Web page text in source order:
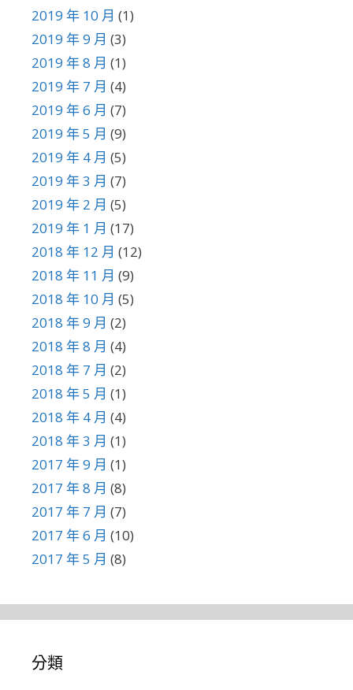
2019 年 10 月 (1)
2019 年 9 月 (3)
2019 年 8 月 (1)
2019 年 7 月 (4)
2019 年 6 月 (7)
2019 年 5 月 (9)
2019 年 4 月 (5)
2019 年 3 月 (7)
2019 年 2 月 (5)
2019 年 1 月 (17)
2018 年 12 月 (12)
2018 年 11 月 (9)
2018 年 10 月 (5)
2018 年 9 月 (2)
2018 年 8 月 (4)
2018 年 7 月 (2)
2018 年 5 月 (1)
2018 年 4 月 (4)
2018 年 3 月 (1)
2017 年 9 月 (1)
2017 年 8 月 (8)
2017 年 7 月 (7)
2017 年 6 月 (10)
2017 年 5 月 (8)
分類